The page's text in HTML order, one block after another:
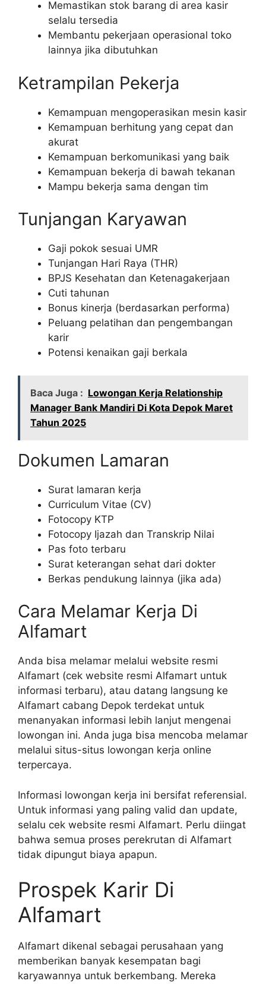
Memastikan stok barang di area kasir
selalu tersedia
Membantu pekerjaan operasional toko
lainnya jika dibutuhkan
Ketrampilan Pekerja
Kemampuan mengoperasikan mesin kasir
Kemampuan berhitung yang cepat dan
akurat
Kemampuan berkomunikasi yang baik
Kemampuan bekerja di bawah tekanan
Mampu bekerja sama dengan tim
Tunjangan Karyawan
Gaji pokok sesuai UMR
Tunjangan Hari Raya (THR)
BPJS Kesehatan dan Ketenagakerjaan
Cuti tahunan
Bonus kinerja (berdasarkan performa)
Peluang pelatihan dan pengembangan
karir
Potensi kenaikan gaji berkala
Baca Juga : Lowongan Kerja Relationship
Manager Bank Mandiri Di Kota Depok Maret
Tahun 2025
Dokumen Lamaran
Surat lamaran kerja
Curriculum Vitae (CV)
Fotocopy KTP
Fotocopy Ijazah dan Transkrip Nilai
Pas foto terbaru
Surat keterangan sehat dari dokter
Berkas pendukung lainnya (jika ada)
Cara Melamar Kerja Di
Alfamart
Anda bisa melamar melalui website resmi
Alfamart (cek website resmi Alfamart untuk
informasi terbaru), atau datang langsung ke
Alfamart cabang Depok terdekat untuk
menanyakan informasi lebih lanjut mengenai
lowongan ini. Anda juga bisa mencoba melamar
melalui situs-situs lowongan kerja online
terpercaya.
Informasi lowongan kerja ini bersifat referensial.
Untuk informasi yang paling valid dan update,
selalu cek website resmi Alfamart. Perlu diingat
bahwa semua proses perekrutan di Alfamart
tidak dipungut biaya apapun.
Prospek Karir Di
Alfamart
Alfamart dikenal sebagai perusahaan yang
memberikan banyak kesempatan bagi
karyawannya untuk berkembang. Mereka